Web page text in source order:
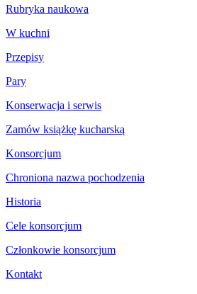
Rubryka naukowa
W kuchni
Przepisy
Pary
Konserwacja i serwis
Zamów książkę kucharską
Konsorcjum
Chroniona nazwa pochodzenia
Historia
Cele konsorcjum
Członkowie konsorcjum
Kontakt